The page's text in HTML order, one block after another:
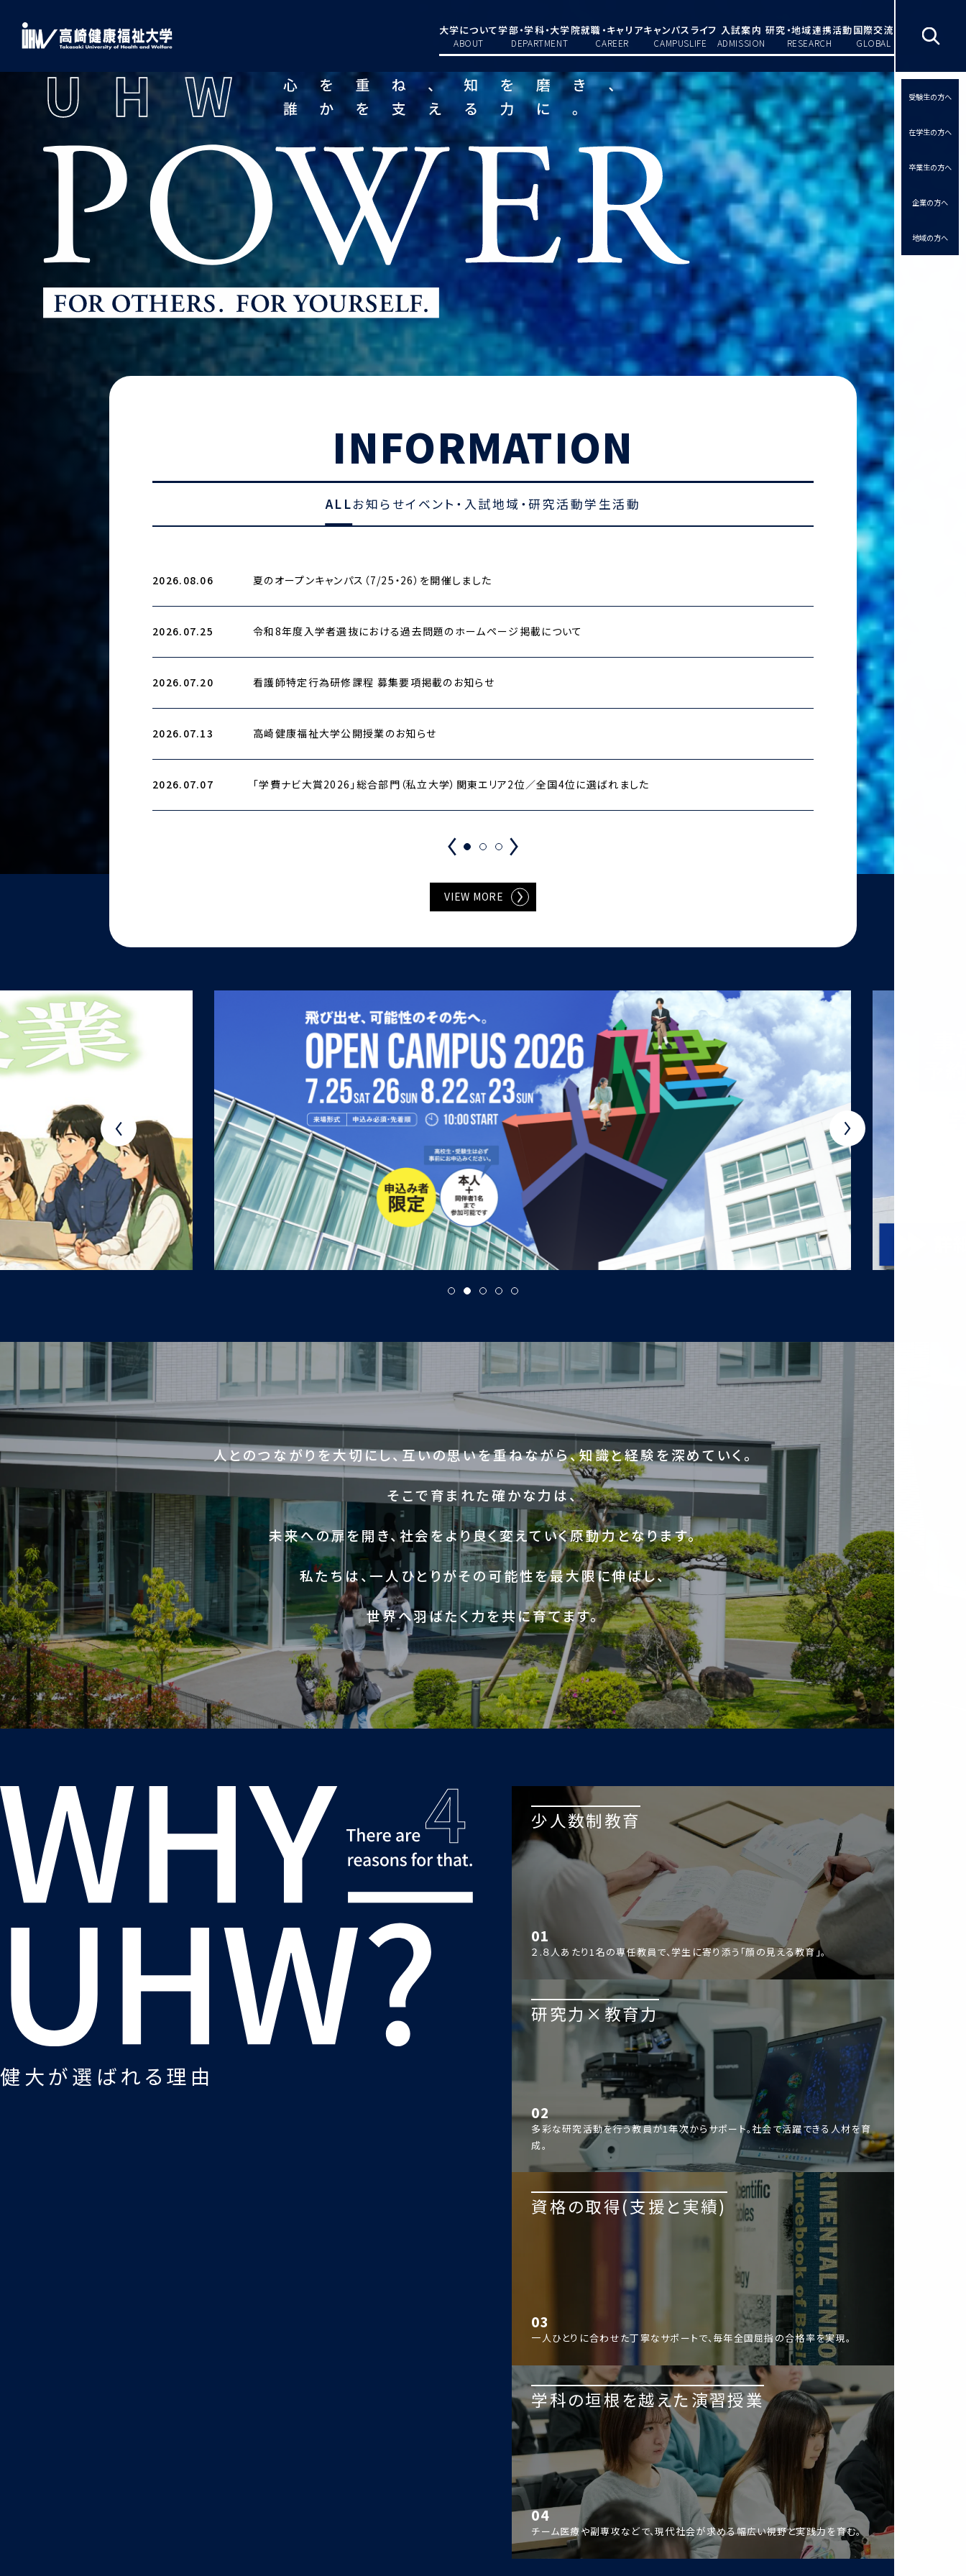
大学について
ABOUT
学部・学科・大学院
DEPARTMENT
就職・キャリア
CAREER
キャンパスライフ
CAMPUSLIFE
入試案内
ADMISSION
研究・地域連携活動
RESEARCH
国際交流
GLOBAL
受験生の方へ
在学生の方へ
卒業生の方へ
企業の方へ
地域の方へ
INFORMATION
ALLお知らせイベント・入試地域・研究活動学生活動
2026.08.06 夏のオープンキャンパス（7/25・26）を開催しました
2026.07.25 令和8年度入学者選抜における過去問題のホームページ掲載について
2026.07.20 看護師特定行為研修課程 募集要項掲載のお知らせ
2026.07.13 高崎健康福祉大学公開授業のお知らせ
2026.07.07 「学費ナビ大賞2026」総合部門（私立大学）関東エリア2位／全国4位に選ばれました
2026.07.06
2026.07.06
2026.07.06
2026.06.18
2026.06.18
VIEW MORE
人とのつながりを大切にし、互いの思いを重ねながら、知識と経験を深めていく。
そこで育まれた確かな力は、
未来への扉を開き、社会をより良く変えていく原動力となります。
私たちは、一人ひとりがその可能性を最大限に伸ばし、
世界へ羽ばたく力を共に育てます。
健大が選ばれる理由
少人数制教育
01
２.８人あたり1名の専任教員で、学生に寄り添う「顔の見える教育」。
研究力×教育力
02
多彩な研究活動を行う教員が1年次からサポート。社会で活躍できる人材を育
成。
資格の取得(支援と実績)
03
一人ひとりに合わせた丁寧なサポートで、毎年全国屈指の合格率を実現。
学科の垣根を越えた演習授業
04
チーム医療や副専攻などで、現代社会が求める幅広い視野と実践力を育む。